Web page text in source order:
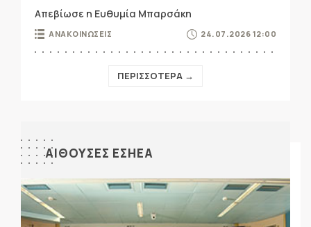
Απεβίωσε η Ευθυμία Μπαρσάκη
ΑΝΑΚΟΙΝΩΣΕΙΣ 24.07.2026 12:00
ΠΕΡΙΣΣΟΤΕΡΑ →
ΑΙΘΟΥΣΕΣ ΕΣΗΕΑ